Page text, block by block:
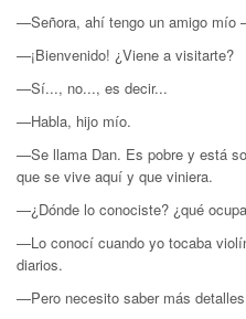
—Señora, ahí tengo un amigo mío
—¡Bienvenido! ¿Viene a visitarte?
—Sí..., no..., es decir...
—Habla, hijo mío.
—Se llama Dan. Es pobre y está
que se vive aquí y que viniera.
—¿Dónde lo conociste? ¿qué
—Lo conocí cuando yo tocaba
diarios.
—Pero necesito saber más